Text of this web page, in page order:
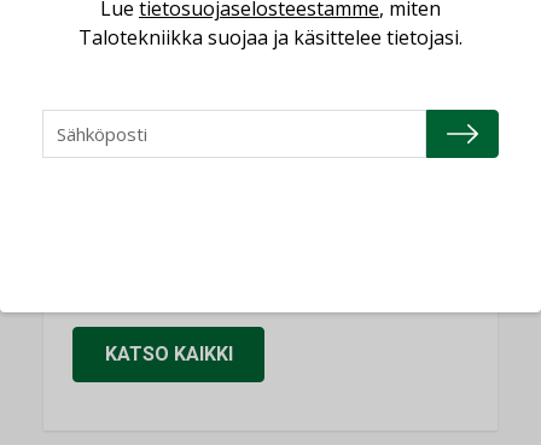
Consti
NIMITYKSET
KATSO KAIKKI
Lue tietosuojaselosteestamme, miten
Talotekniikka suojaa ja käsittelee tietojasi.